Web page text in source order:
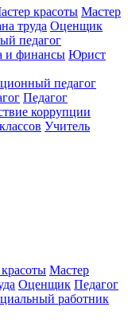
красоты Мастер
труда Оценщик
педагог
и финансы Юрист
педагог
Педагог
коррупции
Учитель
Мастер
Оценщик Педагог
работник